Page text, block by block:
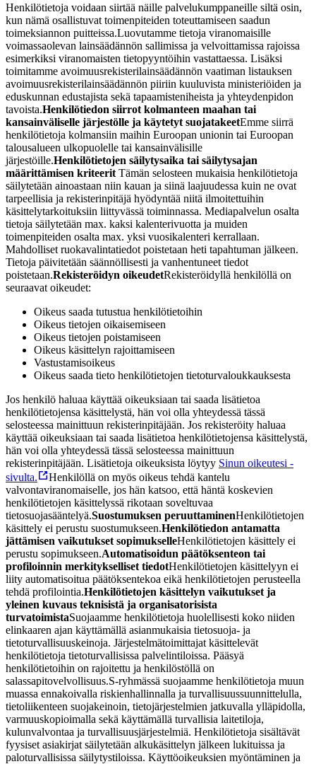
Henkilötietoja voidaan siirtää näille palvelukumppaneille siltä osin,
kun nämä osallistuvat toimenpiteiden toteuttamiseen saadun
toimeksiannon puitteissa.Luovutamme tietoja viranomaisille
voimassaolevan lainsäädännön sallimissa ja velvoittamissa rajoissa
esimerkiksi viranomaisten tietopyyntöihin vastattaessa. Lisäksi
toimitamme avoimuusrekisterilainsäädännön vaatiman listauksen
avoimuusrekisterilainsäädännön piiriin kuuluvista ministeriöiden ja
eduskunnan edustajista sekä tapaamisteniheista ja yhteydenpidon
tavoista.Henkilötiedon siirrot kolmanteen maahan tai
kansainväliselle järjestölle ja käytetyt suojatakeetEmme siirrä
henkilötietoja kolmansiin maihin Euroopan unionin tai Euroopan
talousalueen ulkopuolelle tai kansainvälisille
järjestöille.Henkilötietojen säilytysaika tai säilytysajan
määrittämisen kriteerit Tämän selosteen mukaisia henkilötietoja
säilytetään ainoastaan niin kauan ja siinä laajuudessa kuin ne ovat
tarpeellisia ja rekisterinpitäjä hyödyntää niitä ilmoitettuihin
käsittelytarkoituksiin liittyvässä toiminnassa. Mediapalvelun osalta
tietoja säilytetään max. kaksi kalenterivuotta ja muiden
toimenpiteiden osalta max. yksi vuosikalenteri kerrallaan.
Mahdolliset ruokavalintatiedot poistetaan heti tapahtuman jälkeen.
Tietoja päivitetään säännöllisesti ja vanhentuneet tiedot
poistetaan.Rekisteröidyn oikeudetRekisteröidyllä henkilöllä on
seuraavat oikeudet:
Oikeus saada tutustua henkilötietoihin
Oikeus tietojen oikaisemiseen
Oikeus tietojen poistamiseen
Oikeus käsittelyn rajoittamiseen
Vastustamisoikeus
Oikeus saada tieto henkilötietojen tietoturvaloukkauksesta
Jos henkilö haluaa käyttää oikeuksiaan tai saada lisätietoa
henkilötietojensa käsittelystä, hän voi olla yhteydessä tässä
selosteessa mainittuun rekisterinpitäjään. Jos rekisteröity haluaa
käyttää oikeuksiaan tai saada lisätietoa henkilötietojensa käsittelystä,
hän voi olla yhteydessä tässä selosteessa mainittuun
rekisterinpitäjään. Lisätietoja oikeuksista löytyy Sinun oikeutesi -
sivulta.
Henkilöllä on myös oikeus tehdä kantelu
valvontaviranomaiselle, jos hän katsoo, että häntä koskevien
henkilötietojen käsittelyssä rikotaan soveltuvaa
tietosuojasääntelyä.Suostumuksen peruuttaminenHenkilötietojen
käsittely ei perustu suostumukseen.Henkilötiedon antamatta
jättämisen vaikutukset sopimukselleHenkilötietojen käsittely ei
perustu sopimukseen.Automatisoidun päätöksenteon tai
profiloinnin merkitykselliset tiedotHenkilötietojen käsittelyyn ei
liity automatisoitua päätöksentekoa eikä henkilötietojen perusteella
tehdä profilointia.Henkilötietojen käsittelyn vaikutukset ja
yleinen kuvaus teknisistä ja organisatorisista
turvatoimistaSuojaamme henkilötietoja huolellisesti koko niiden
elinkaaren ajan käyttämällä asianmukaisia tietosuoja- ja
tietoturvallisuuskeinoja. Järjestelmätoimittajat käsittelevät
henkilötietoja tietoturvallisissa palvelintiloissa. Pääsyä
henkilötietoihin on rajoitettu ja henkilöstöllä on
salassapitovelvollisuus.S-ryhmässä suojaamme henkilötietoja muun
muassa ennakoivalla riskienhallinnalla ja turvallisuussuunnittelulla,
tietoliikenteen suojakeinoin, tietojärjestelmien jatkuvalla ylläpidolla,
varmuuskopioimalla sekä käyttämällä turvallisia laitetiloja,
kulunvalvontaa ja turvallisuusjärjestelmiä. Henkilötietoja sisältävät
fyysiset asiakirjat säilytetään alkukäsittelyn jälkeen lukituissa ja
paloturvallisissa säilytystiloissa. Käyttöoikeuksien myöntäminen ja